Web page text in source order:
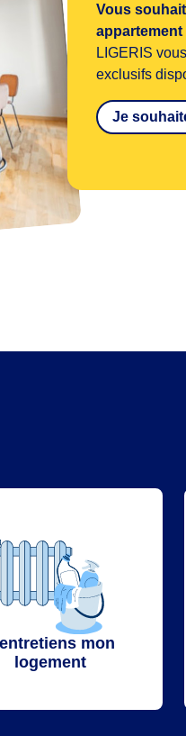
Vous
LIGERIS
exclusifs
Je
mon
logement